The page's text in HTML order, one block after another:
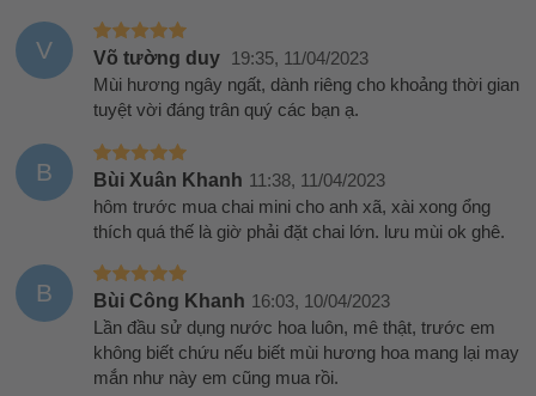
V Võ tường duy 19:35, 11/04/2023
Mùi hương ngây ngất, dành riêng cho khoảng thời gian
tuyệt vời đáng trân quý các bạn ạ.
B Bùi Xuân Khanh 11:38, 11/04/2023
hôm trước mua chai mini cho anh xã, xài xong ổng
thích quá thế là giờ phải đặt chai lớn. lưu mùi ok ghê.
B Bùi Công Khanh 16:03, 10/04/2023
Lần đầu sử dụng nước hoa luôn, mê thật, trước em
không biết chứu nếu biết mùi hương hoa mang lại may
mắn như này em cũng mua rồi.